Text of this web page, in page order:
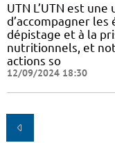
UTN L’UTN est
d’accompagner les
dépistage et à la
nutritionnels, et
actions so
12/09/2024 18:30